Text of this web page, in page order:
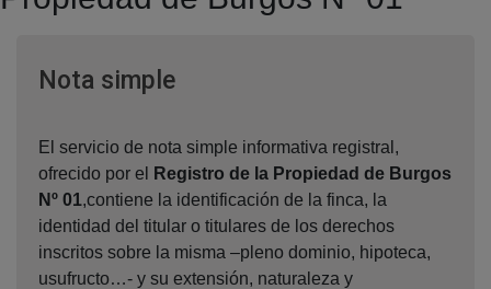
Nota simpleVentana nueva
El servicio de nota simple informativa registral,
ofrecido por el
Registro de la Propiedad de Burgos
Nº 01,contiene la identificación de la finca, la
identidad del titular o titulares de los derechos
inscritos sobre la misma –pleno dominio, hipoteca,
usufructo…- y su extensión, naturaleza y